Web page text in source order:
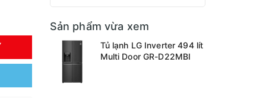
Sản phẩm vừa xem
Tủ lạnh LG Inverter 494 lít
Multi Door GR-D22MBI